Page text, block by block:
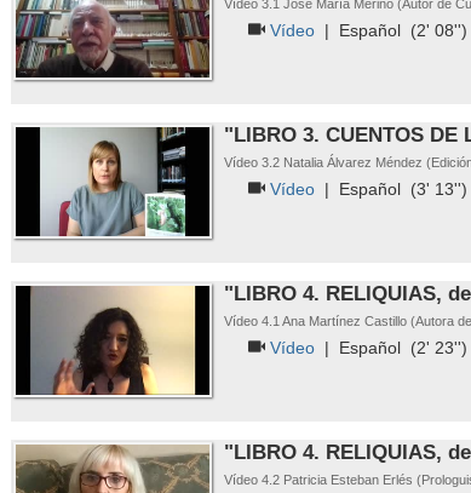
Vídeo 3.1 José María Merino (Autor de
Vídeo| Español(2' 08'')
"LIBRO 3. CUENTOS DE
Vídeo 3.2 Natalia Álvarez Méndez
Vídeo| Español(3' 13'')
"LIBRO 4. RELIQUIAS,
Vídeo 4.1 Ana Martínez Castillo (Autora
Vídeo| Español(2' 23'')
"LIBRO 4. RELIQUIAS,
Vídeo 4.2 Patricia Esteban Erlés